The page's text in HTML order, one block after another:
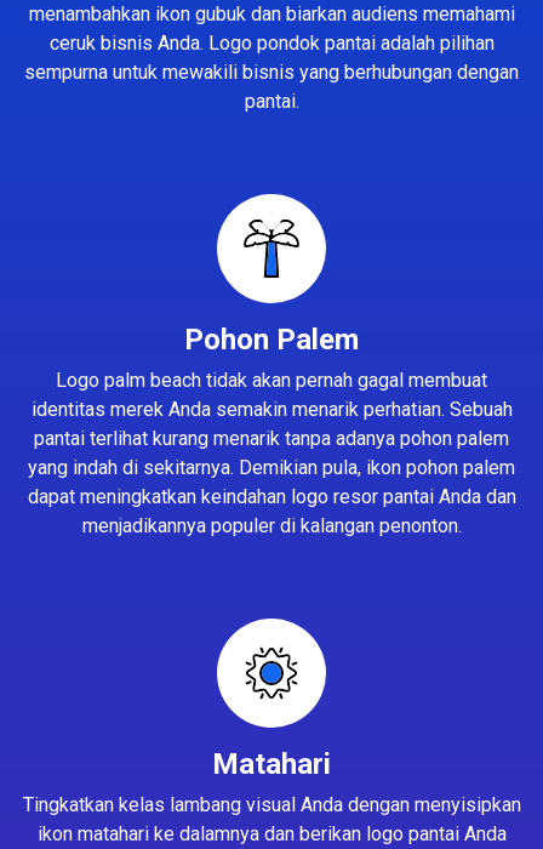
menambahkan ikon gubuk dan biarkan audiens memahami
ceruk bisnis Anda. Logo pondok pantai adalah pilihan
sempurna untuk mewakili bisnis yang berhubungan dengan
pantai.
Pohon Palem
Logo palm beach tidak akan pernah gagal membuat
identitas merek Anda semakin menarik perhatian. Sebuah
pantai terlihat kurang menarik tanpa adanya pohon palem
yang indah di sekitarnya. Demikian pula, ikon pohon palem
dapat meningkatkan keindahan logo resor pantai Anda dan
menjadikannya populer di kalangan penonton.
Matahari
Tingkatkan kelas lambang visual Anda dengan menyisipkan
ikon matahari ke dalamnya dan berikan logo pantai Anda